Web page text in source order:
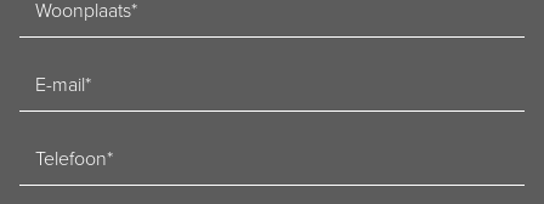
mailadres
Telefoon